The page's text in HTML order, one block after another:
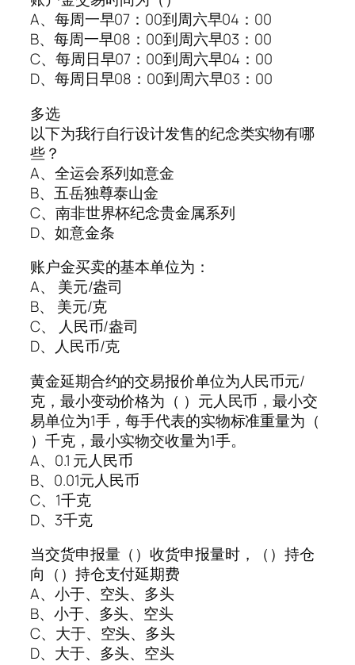
A、每周一早07：00到周六早04：00
B、每周一早08：00到周六早03：00
C、每周日早07：00到周六早04：00
D、每周日早08：00到周六早03：00
多选
以下为我行自行设计发售的纪念类实物有哪
些？
A、全运会系列如意金
B、五岳独尊泰山金
C、南非世界杯纪念贵金属系列
D、如意金条
账户金买卖的基本单位为：
A、 美元/盎司
B、 美元/克
C、 人民币/盎司
D、人民币/克
黄金延期合约的交易报价单位为人民币元/
克，最小变动价格为（ ）元人民币，最小交
易单位为1手，每手代表的实物标准重量为（
）千克，最小实物交收量为1手。
A、0.1 元人民币
B、0.01元人民币
C、1千克
D、3千克
当交货申报量（）收货申报量时，（）持仓
向（）持仓支付延期费
A、小于、空头、多头
B、小于、多头、空头
C、大于、空头、多头
D、大于、多头、空头